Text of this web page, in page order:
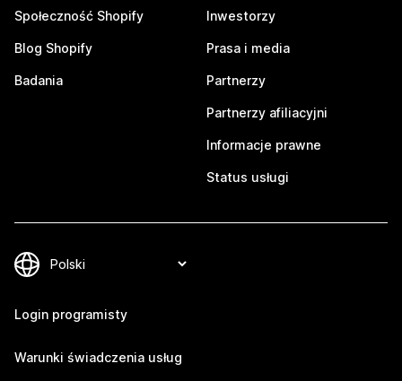
Społeczność Shopify
Blog Shopify
Badania
Inwestorzy
Prasa i media
Partnerzy
Partnerzy afiliacyjni
Informacje prawne
Status usługi
Login programisty
Warunki świadczenia usług